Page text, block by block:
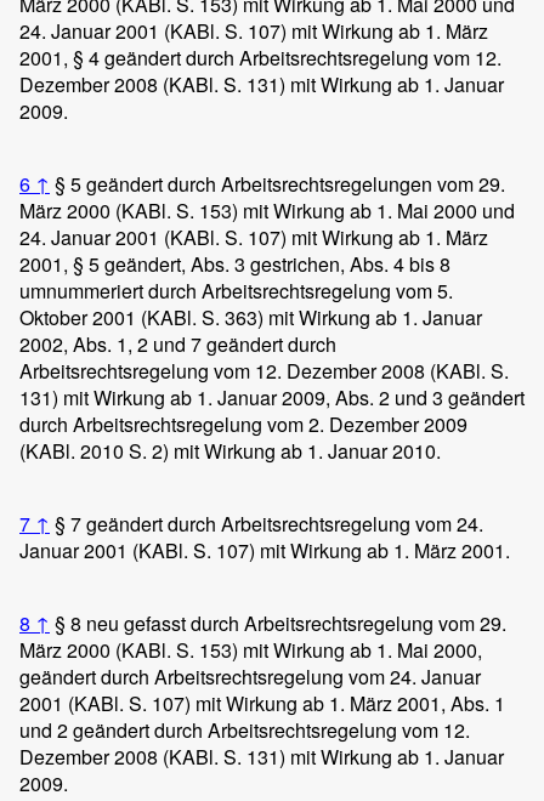
24. Januar 2001 (KABl. S. 107) mit Wirkung ab 1. März
2001, § 4 geändert durch Arbeitsrechtsregelung vom 12.
Dezember 2008 (KABl. S. 131) mit Wirkung ab 1. Januar
2009.
6 ↑ § 5 geändert durch Arbeitsrechtsregelungen vom 29.
März 2000 (KABl. S. 153) mit Wirkung ab 1. Mai 2000 und
24. Januar 2001 (KABl. S. 107) mit Wirkung ab 1. März
2001, § 5 geändert, Abs. 3 gestrichen, Abs. 4 bis 8
umnummeriert durch Arbeitsrechtsregelung vom 5.
Oktober 2001 (KABl. S. 363) mit Wirkung ab 1. Januar
2002, Abs. 1, 2 und 7 geändert durch
Arbeitsrechtsregelung vom 12. Dezember 2008 (KABl. S.
131) mit Wirkung ab 1. Januar 2009, Abs. 2 und 3 geändert
durch Arbeitsrechtsregelung vom 2. Dezember 2009
(KABl. 2010 S. 2) mit Wirkung ab 1. Januar 2010.
7 ↑ § 7 geändert durch Arbeitsrechtsregelung vom 24.
Januar 2001 (KABl. S. 107) mit Wirkung ab 1. März 2001.
8 ↑ § 8 neu gefasst durch Arbeitsrechtsregelung vom 29.
März 2000 (KABl. S. 153) mit Wirkung ab 1. Mai 2000,
geändert durch Arbeitsrechtsregelung vom 24. Januar
2001 (KABl. S. 107) mit Wirkung ab 1. März 2001, Abs. 1
und 2 geändert durch Arbeitsrechtsregelung vom 12.
Dezember 2008 (KABl. S. 131) mit Wirkung ab 1. Januar
2009.